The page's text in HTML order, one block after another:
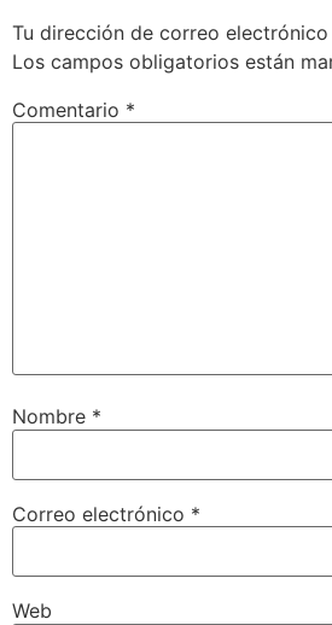
Tu dirección de correo
Los campos obligatorios están
Comentario *
Nombre *
Correo electrónico *
Web